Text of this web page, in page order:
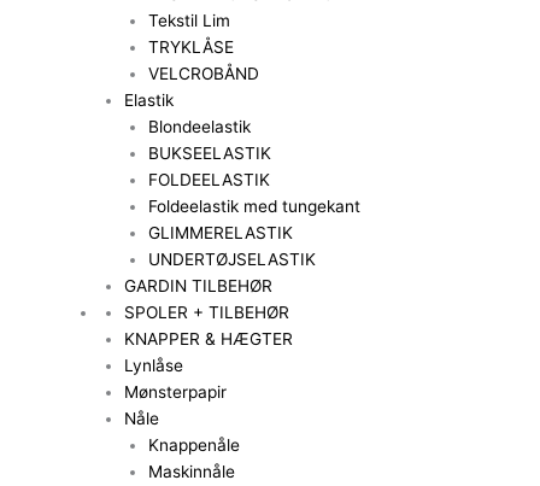
Tekstil Lim
TRYKLÅSE
VELCROBÅND
Elastik
Blondeelastik
BUKSEELASTIK
FOLDEELASTIK
Foldeelastik med tungekant
GLIMMERELASTIK
UNDERTØJSELASTIK
GARDIN TILBEHØR
SPOLER + TILBEHØR
KNAPPER & HÆGTER
Lynlåse
Mønsterpapir
Nåle
Knappenåle
Maskinnåle